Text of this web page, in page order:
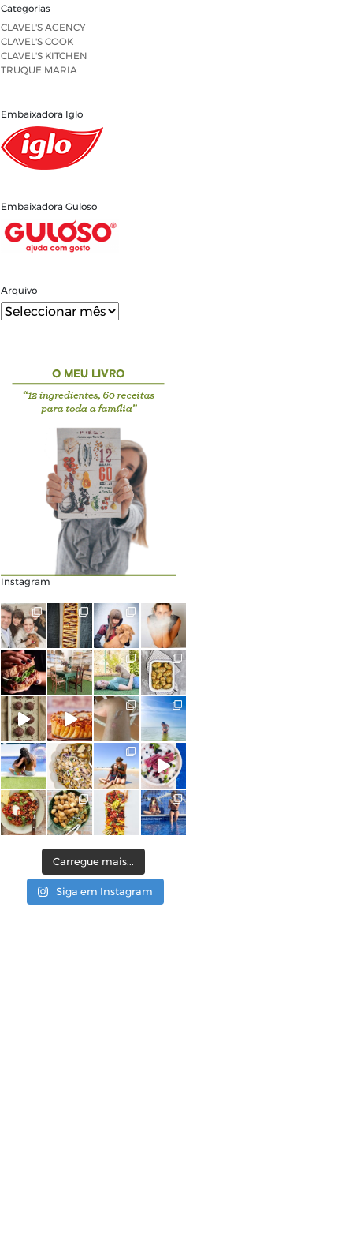
Categorias
CLAVEL'S AGENCY
CLAVEL'S COOK
CLAVEL'S KITCHEN
TRUQUE MARIA
Embaixadora Iglo
Embaixadora Guloso
Arquivo
Arquivo
Instagram
Carregue mais...
Siga em Instagram